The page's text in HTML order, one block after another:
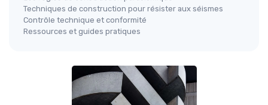
Techniques de construction pour résister aux séismes
Contrôle technique et conformité
Ressources et guides pratiques